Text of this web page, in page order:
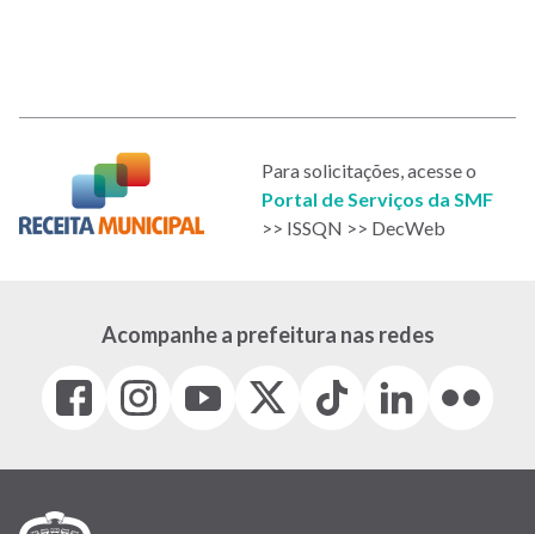
Para solicitações, acesse o
Portal de Serviços da SMF
>> ISSQN >> DecWeb
Acompanhe a prefeitura nas redes
Facebook
(link
em
janela)
Instagram
(link
em
(link
em
(Antigo
(link
Tiktok
(link
em
LinkedIn
(link
em
(link
em